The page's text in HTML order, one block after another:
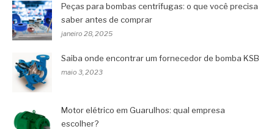
Peças para bombas centrífugas: o que você precisa
saber antes de comprar
janeiro 28, 2025
Saiba onde encontrar um fornecedor de bomba KSB
maio 3, 2023
Motor elétrico em Guarulhos: qual empresa
escolher?